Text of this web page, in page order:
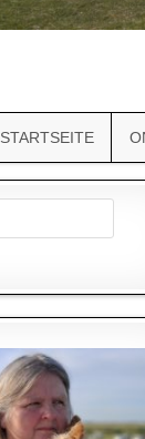
STARTSEITE